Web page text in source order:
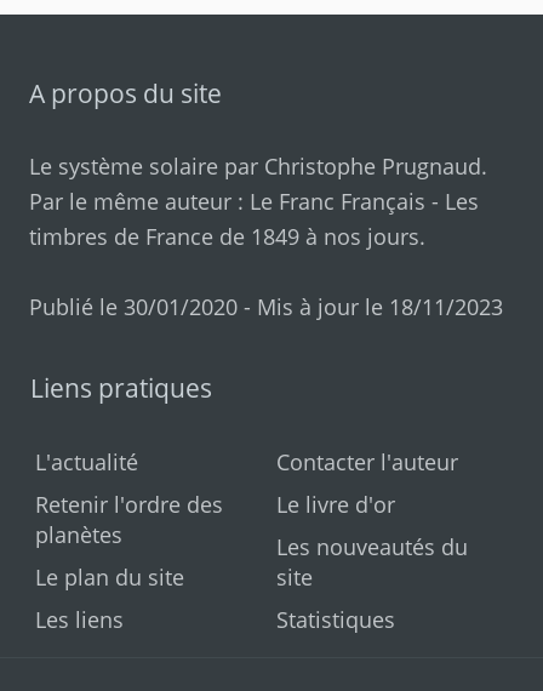
A propos du site
Le système solaire par Christophe Prugnaud.
Par le même auteur : Le Franc Français - Les
timbres de France de 1849 à nos jours.
Publié le 30/01/2020 - Mis à jour le 18/11/2023
Liens pratiques
L'actualité
Retenir l'ordre des
planètes
Le plan du site
Les liens
Contacter l'auteur
Le livre d'or
Les nouveautés du
site
Statistiques